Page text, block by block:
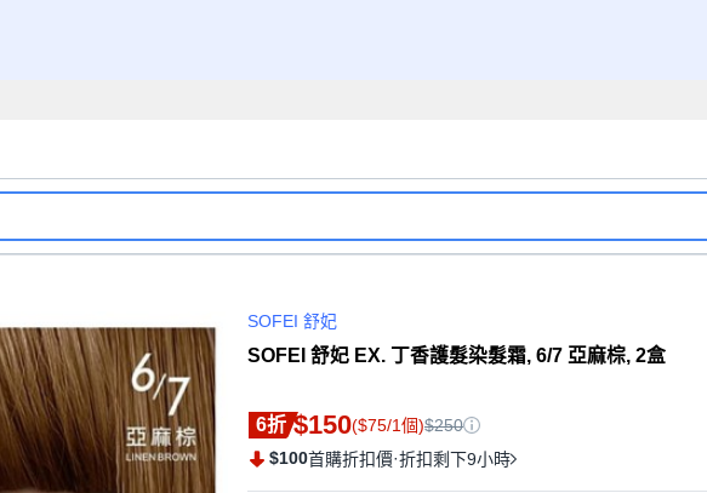
SOFEI 舒妃
SOFEI 舒妃 EX. 丁香護髮染髮霜, 6/7 亞麻棕, 2盒
6折 $150($75/1個)$250
$100首購折扣價·折扣剩下9小時